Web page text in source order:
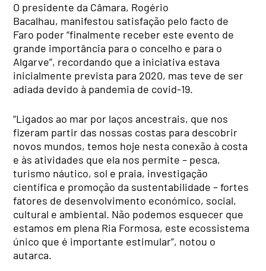
O presidente da Câmara, Rogério
Bacalhau, manifestou satisfação pelo facto de
Faro poder “finalmente receber este evento de
grande importância para o concelho e para o
Algarve”, recordando que a iniciativa estava
inicialmente prevista para 2020, mas teve de ser
adiada devido à pandemia de covid-19.
“Ligados ao mar por laços ancestrais, que nos
fizeram partir das nossas costas para descobrir
novos mundos, temos hoje nesta conexão à costa
e às atividades que ela nos permite – pesca,
turismo náutico, sol e praia, investigação
científica e promoção da sustentabilidade – fortes
fatores de desenvolvimento económico, social,
cultural e ambiental. Não podemos esquecer que
estamos em plena Ria Formosa, este ecossistema
único que é importante estimular”, notou o
autarca.